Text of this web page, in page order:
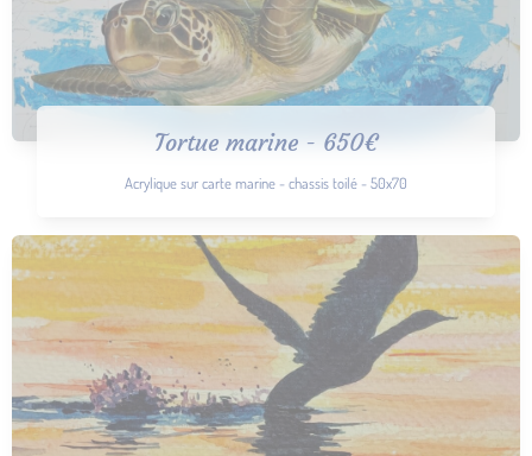
Tortue marine - 650€
Acrylique sur carte marine - chassis toilé - 50x70